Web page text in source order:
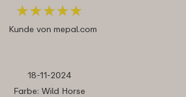
★★★★★
★★★★★
Kunde von mepal.com
18-11-2024
Farbe: Wild Horse